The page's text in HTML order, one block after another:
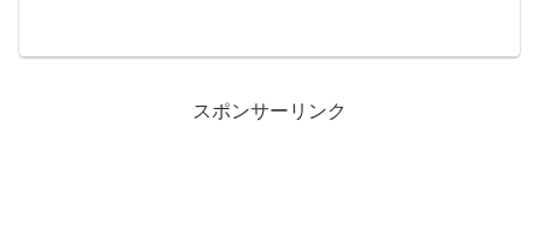
スポンサーリンク